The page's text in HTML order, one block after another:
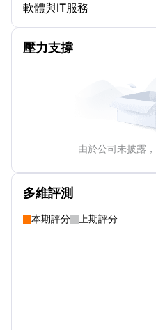
軟體與IT服務
壓力支撐
由於公司未披露
多維評測
本期評分 上期評分